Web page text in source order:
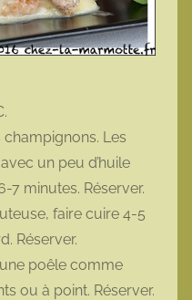
Les
un peu d’huile
7 minutes. Réserver.
faire cuire 4-5
Réserver.
poêle comme
ou à point. Réserver.